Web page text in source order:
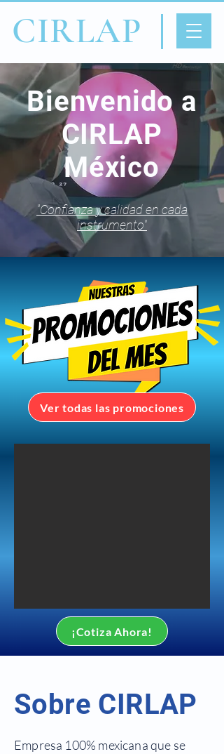
CIRLAP
Bienvenido a
CIRLAP
México
"Confianza y calidad en cada
instrumento"
Ver todas las promociones
¡Cotiza Ahora!
Sobre CIRLAP
Empresa 100% mexicana que se